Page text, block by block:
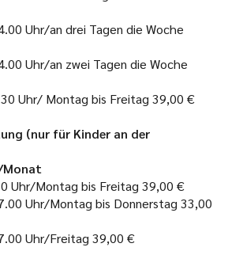
Uhr/an drei Tagen die Woche
Uhr/an zwei Tagen die Woche
Uhr/ Montag bis Freitag 39,00 €
(nur für Kinder an der
Monat
Uhr/Montag bis Freitag 39,00 €
Uhr/Montag bis Donnerstag 33,00
Uhr/Freitag 39,00 €